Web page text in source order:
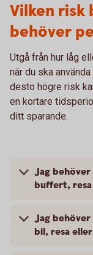
Vilken risk
behöver
Utgå från hur låg
när du ska
desto högre risk
en kortare
ditt sparande.
Jag behöver
buffert,
Jag behöver
bil, resa